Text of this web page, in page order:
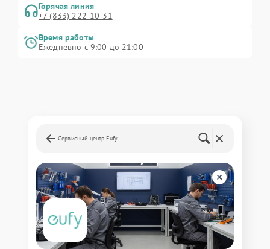
Горячая линия
+7 (833) 222-10-31
Время работы
Ежедневно с 9:00 до 21:00
Сервисный центр Eufy